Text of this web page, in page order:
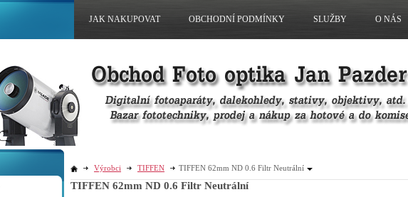
Výrobci TIFFEN TIFFEN 62mm ND 0.6 Filtr Neutrální
TIFFEN 62mm ND 0.6 Filtr Neutrální
JAK NAKUPOVAT OBCHODNÍ PODMÍNKY SLUŽBY O NÁS